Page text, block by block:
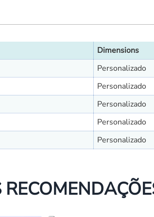
Dimensions
Personalizado
Personalizado
Personalizado
Personalizado
Personalizado